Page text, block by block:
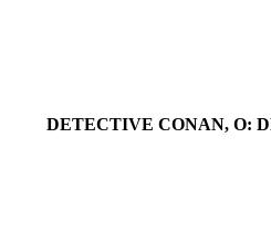
DETECTIVE CONAN, O: